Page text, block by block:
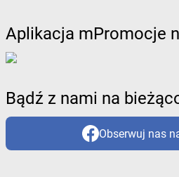
Aplikacja mPromocje
Bądź z nami na
Obserwuj nas